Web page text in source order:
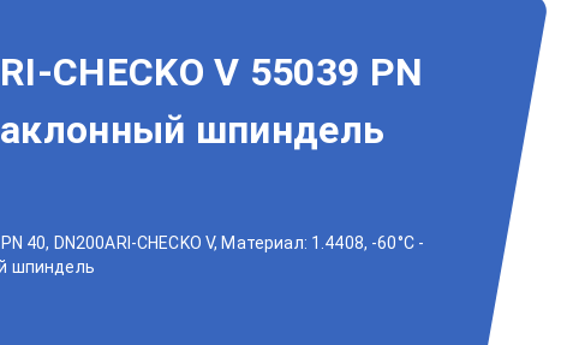
CHECKO V 55039 PN
шпиндель
40, DN200ARI-CHECKO V, Материал: 1.4408, -60°C -
шпиндель